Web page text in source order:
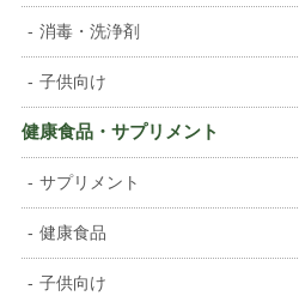
消毒・洗浄剤
子供向け
健康食品・サプリメント
サプリメント
健康食品
子供向け